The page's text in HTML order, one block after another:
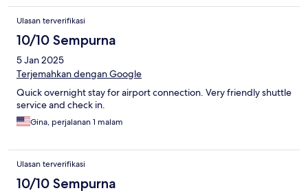
Ulasan terverifikasi
10/10 Sempurna
5 Jan 2025
Terjemahkan dengan Google
Quick overnight stay for airport connection. Very friendly shuttle
service and check in.
Gina, perjalanan 1 malam
Ulasan terverifikasi
10/10 Sempurna